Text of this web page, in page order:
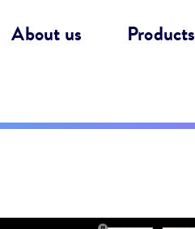
About us Products